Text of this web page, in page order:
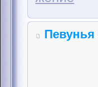
Певунья